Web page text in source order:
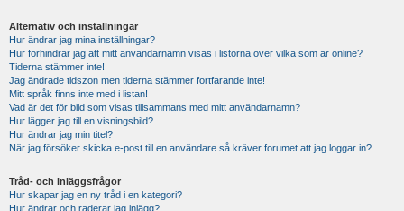
Alternativ och inställningar
Hur ändrar jag mina inställningar?
Hur förhindrar jag att mitt användarnamn visas i listorna över vilka som är online?
Tiderna stämmer inte!
Jag ändrade tidszon men tiderna stämmer fortfarande inte!
Mitt språk finns inte med i listan!
Vad är det för bild som visas tillsammans med mitt användarnamn?
Hur lägger jag till en visningsbild?
Hur ändrar jag min titel?
När jag försöker skicka e-post till en användare så kräver forumet att jag loggar in?
Tråd- och inläggsfrågor
Hur skapar jag en ny tråd i en kategori?
Hur ändrar och raderar jag inlägg?